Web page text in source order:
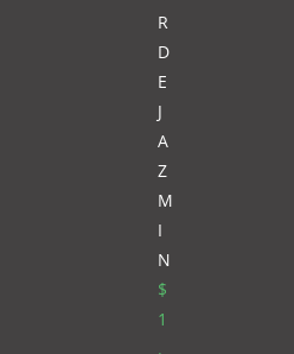
R
D
E
J
A
Z
M
I
N
$
1
.